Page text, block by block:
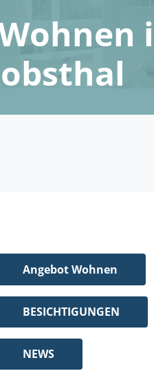
Angebot Wohnen
BESICHTIGUNGEN
NEWS